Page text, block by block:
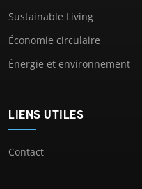
Sustainable Living
Économie circulaire
Énergie et environnement
LIENS UTILES
Contact